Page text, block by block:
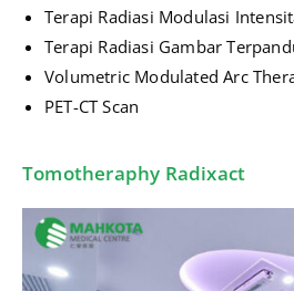
Terapi Radiasi Modulasi
Terapi Radiasi Gambar
Volumetric Modulated Arc
PET-CT Scan
Tomotheraphy Radixact